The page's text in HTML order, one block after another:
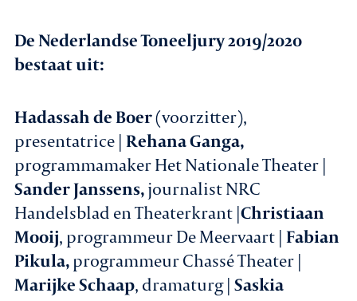
De Nederlandse Toneeljury 2019/2020
bestaat uit:
Hadassah de Boer(voorzitter),
presentatrice | Rehana Ganga,
programmamaker Het Nationale Theater |
Sander Janssens,journalist NRC
Handelsblad en Theaterkrant |Christiaan
Mooij, programmeur De Meervaart | Fabian
Pikula,programmeur Chassé Theater |
Marijke Schaap, dramaturg | Saskia